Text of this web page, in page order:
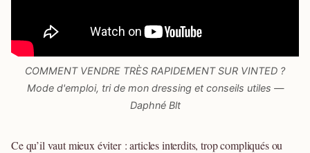
COMMENT VENDRE TRÈS RAPIDEMENT SUR VINTED ?
Mode d'emploi, tri de mon dressing et conseils utiles —
Daphné Blt
Ce qu’il vaut mieux éviter : articles interdits, trop compliqués ou